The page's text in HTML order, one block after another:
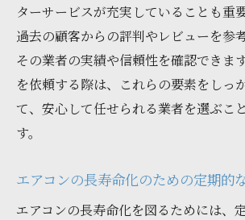
ターサービスが充実していることも重
過去の顧客からの評判やレビューを参
その業者の実績や信頼性を確認できま
を依頼する際は、これらの要素をしっ
て、安心して任せられる業者を選ぶこ
す。
エアコンの長寿命化のための定期的
エアコンの長寿命化を図るためには、